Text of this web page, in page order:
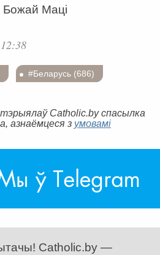
Маці
#Беларусь (686)
Catholic.by спасылка
азнаёмцеся з умовамі
Catholic.by —